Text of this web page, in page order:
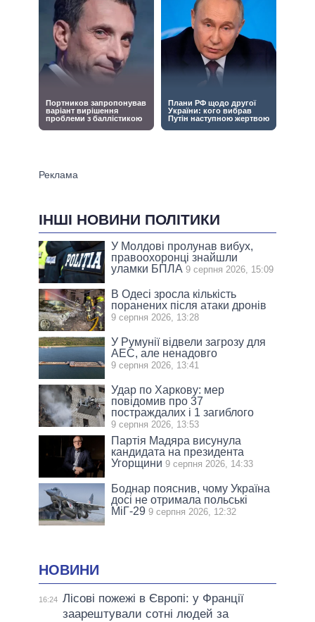
ІНШІ НОВИНИ ПОЛІТИКИ
У Молдові пролунав вибух,
правоохоронці знайшли
уламки БПЛА 9 серпня 2026, 15:09
В Одесі зросла кількість
поранених після атаки дронів
9 серпня 2026, 13:28
У Румунії відвели загрозу для
АЕС, але ненадовго
9 серпня 2026, 13:41
Удар по Харкову: мер
повідомив про 37
постраждалих і 1 загиблого
9 серпня 2026, 13:53
Партія Мадяра висунула
кандидата на президента
Угорщини 9 серпня 2026, 14:33
Боднар пояснив, чому Україна
досі не отримала польські
МіГ-29 9 серпня 2026, 12:32
НОВИНИ
16:24 Лісові пожежі в Європі: у Франції
заарештували сотні людей за